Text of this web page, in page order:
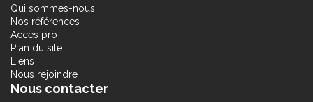
Qui sommes-nous
Nos références
Accès pro
Plan du site
Liens
Nous rejoindre
Nous contacter